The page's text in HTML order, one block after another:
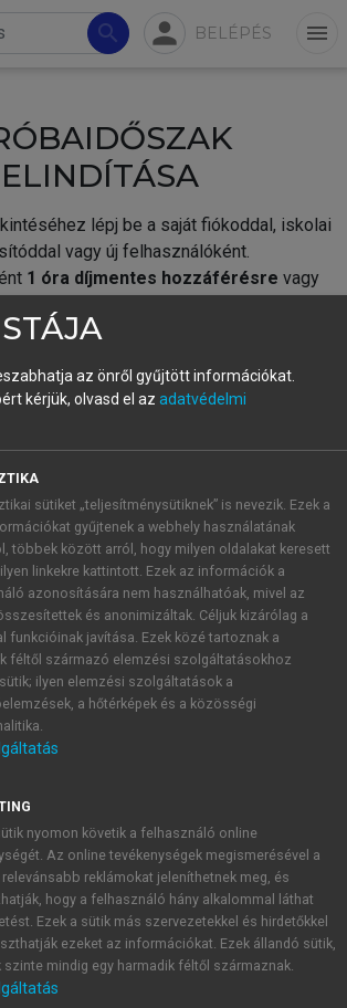
search person BELÉPÉS menu
ELINDÍTÁSA
lépj be a saját fiókoddal, iskolai
vagy új felhasználóként.
1 óra díjmentes hozzáférésre vagy
vagy hozz létre új fiókot.
apróbaidőszakautomatikusan
FIÓKKAL
hozzáférés
a MeRSZ újdonságairól, akcióiról.
az Akadémiai Kiadó Zrt. újdonságairól,
az önről gyűjtött információkat.
kérjük, olvasd el az adatvédelmi
sütiket „teljesítménysütiknek” is nevezik. Ezek a
gyűjtenek a webhely használatának
többek között arról, hogy milyen oldalakat keresett
linkekre kattintott. Ezek az információk a
azonosítására nem használhatóak, mivel az
és anonimizáltak. Céljuk kizárólag a
funkcióinak javítása. Ezek közé tartoznak a
féltől származó elemzési szolgáltatásokhoz
ilyen elemzési szolgáltatások a
a hőtérképek és a közösségi
nyomon követik a felhasználó online
Az online tevékenységek megismerésével a
relevánsabb reklámokat jeleníthetnek meg, és
hogy a felhasználó hány alkalommal láthat
Ezek a sütik más szervezetekkel és hirdetőkkel
ezeket az információkat. Ezek állandó sütik,
szinte mindig egy harmadik féltől származnak.